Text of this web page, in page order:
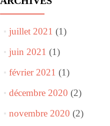
juillet 2021 (1)
juin 2021 (1)
février 2021 (1)
décembre 2020 (2)
novembre 2020 (2)